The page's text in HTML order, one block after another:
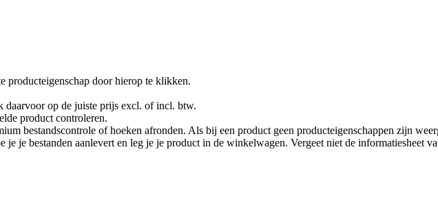
producteigenschap door hierop te klikken.
op de juiste prijs excl. of incl. btw.
product controleren.
bestandscontrole of hoeken afronden. Als bij een product geen producteigenschappen zijn
je bestanden aanlevert en leg je je product in de winkelwagen. Vergeet niet de informatiesheet